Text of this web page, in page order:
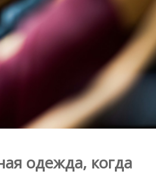
одежда, когда